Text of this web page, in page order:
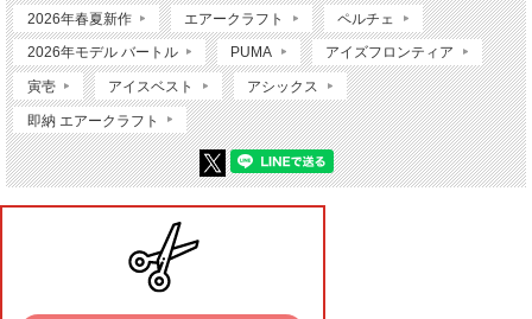
2026年春夏新作 エアークラフト ペルチェ
2026年モデル バートル PUMA アイズフロンティア
寅壱 アイスベスト アシックス
即納 エアークラフト